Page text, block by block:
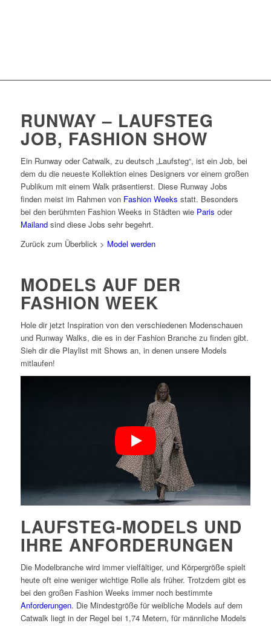
RUNWAY – LAUFSTEG
JOB, FASHION SHOW
Ein Runway oder Catwalk, zu deutsch „Laufsteg“, ist ein Job, bei
dem du die neueste Kollektion eines Designers vor einem großen
Publikum mit einem Walk präsentierst. Diese Runway Jobs
finden meist im Rahmen von Fashion Weeks statt. Besonders
bei den berühmten Fashion Weeks in Städten wie Paris oder
Mailandsind diese Jobs sehr begehrt.
Zurück zum Überblick > Model werden
MODELS AUF DER
FASHION WEEK
Hole dir jetzt Inspiration von den verschiedenen Modenschauen
und Runway Walks, die es in der Fashion Branche zu finden gibt.
Sieh dir die Playlist mit Shows an, in denen unsere Models
mitlaufen!
LAUFSTEG-MODELS UND
IHRE ANFORDERUNGEN
Die Modelbranche wird immer vielfältiger, und Körpergröße spielt
heute oft eine weniger wichtige Rolle als früher. Trotzdem gibt es
bei den großen Fashion Weeks immer noch bestimmte
Anforderungen. Die Mindestgröße für weibliche Models auf dem
Catwalk liegt in der Regel bei 1,74 Metern, für männliche Models